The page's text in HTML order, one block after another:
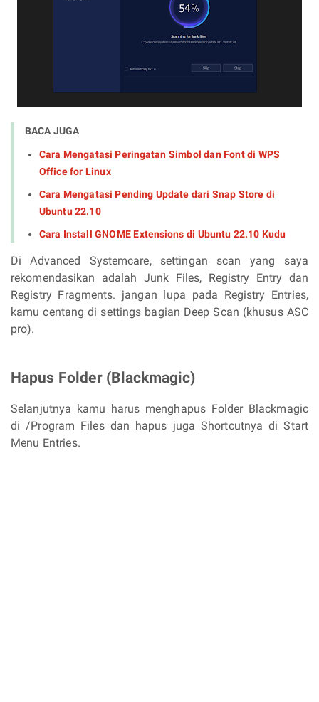
BACA JUGA
Cara Mengatasi Peringatan Simbol dan Font di WPS
Office for Linux
Cara Mengatasi Pending Update dari Snap Store di
Ubuntu 22.10
Cara Install GNOME Extensions di Ubuntu 22.10 Kudu
Di Advanced Systemcare, settingan scan yang saya
rekomendasikan adalah Junk Files, Registry Entry dan
Registry Fragments. jangan lupa pada Registry Entries,
kamu centang di settings bagian Deep Scan (khusus ASC
pro).
Hapus Folder (Blackmagic)
Selanjutnya kamu harus menghapus Folder Blackmagic
di /Program Files dan hapus juga Shortcutnya di Start
Menu Entries.